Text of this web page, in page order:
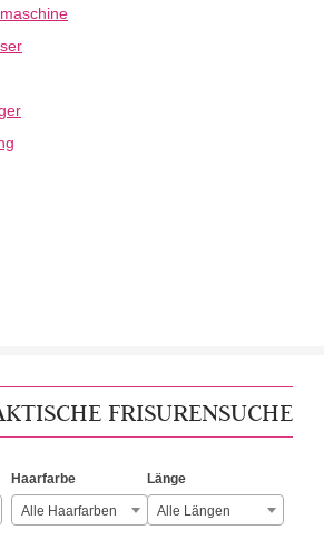
FRISURENSUCHE
Haarfarbe
Alle Haarfarben
Länge
Alle Längen